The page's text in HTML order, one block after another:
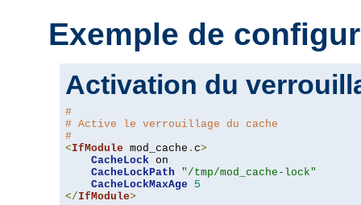
Exemple de
Activation du
#
# Active le verrouillage du cache
#
<IfModule mod_cache . c>
CacheLock on
CacheLockPath
"/tmp/mod_cache-lock"
CacheLockMaxAge
5
</IfModule>